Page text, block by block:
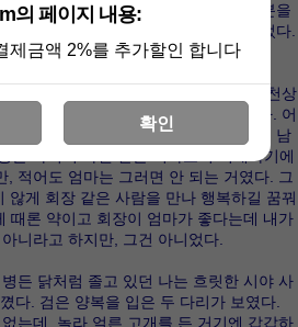
이었고 굳이 새 출발을 한 사람의 기분을
혼자면 되었. 불러도 올 여자도 아니었다.
불길 같은 게 일면서 숨이 가빠졌다.
쁜 여자였다. 회장 앞에선 연약하고 천상
아는 나는 회장에게 항상 죄스러웠다. 어
지 않았던 아이를 낳아 사랑하지 않는 남
을 자식이 아닌 같은 여자로서 이해하기에
, 적어도 엄마는 그러면 안 되는 거였다. 그
않게 회장 같은 사람을 만나 행복하길 꿈꿔
때론 약이고 회장이 엄마가 좋다는데 내가
니라고 하지만, 그건 아니었다.
든 닭처럼 졸고 있던 나는 흐릿한 시야 사
다. 검은 양복을 입은 두 다리가 보였다.
는데. 놀라 얼른 고개를 든 거기엔 갑갑하
의 페이지 내용:
제금액 2%를 추가할인 합니다
확인